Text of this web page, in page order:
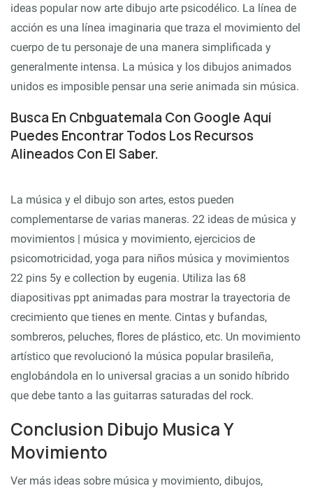
ideas popular now arte dibujo arte psicodélico. La línea de
acción es una línea imaginaria que traza el movimiento del
cuerpo de tu personaje de una manera simplificada y
generalmente intensa. La música y los dibujos animados
unidos es imposible pensar una serie animada sin música.
Busca En Cnbguatemala Con Google Aquí
Puedes Encontrar Todos Los Recursos
Alineados Con El Saber.
La música y el dibujo son artes, estos pueden
complementarse de varias maneras. 22 ideas de música y
movimientos | música y movimiento, ejercicios de
psicomotricidad, yoga para niños música y movimientos
22 pins 5y e collection by eugenia. Utiliza las 68
diapositivas ppt animadas para mostrar la trayectoria de
crecimiento que tienes en mente. Cintas y bufandas,
sombreros, peluches, flores de plástico, etc. Un movimiento
artístico que revolucionó la música popular brasileña,
englobándola en lo universal gracias a un sonido híbrido
que debe tanto a las guitarras saturadas del rock.
Conclusion Dibujo Musica Y
Movimiento
Ver más ideas sobre música y movimiento, dibujos,